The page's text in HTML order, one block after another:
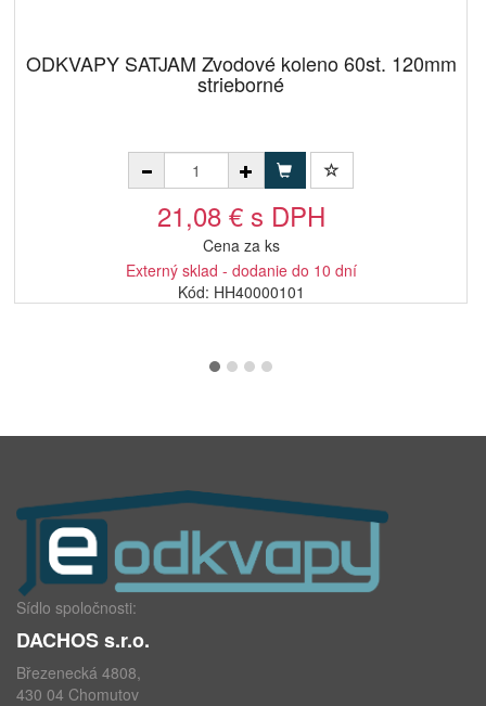
ODKVAPY SATJAM Zvodové koleno 60st. 120mm
strieborné
21,08 € s DPH
Cena za ks
Externý sklad - dodanie do 10 dní
Kód: HH40000101
Sídlo spoločnosti:
DACHOS s.r.o.
Březenecká 4808,
430 04 Chomutov